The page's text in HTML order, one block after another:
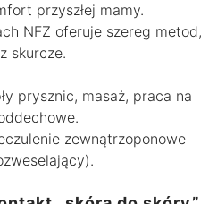
przyszłej mamy.
NFZ oferuje szereg metod,
skurcze.
prysznic, masaż, praca na
zewnątrzoponowe